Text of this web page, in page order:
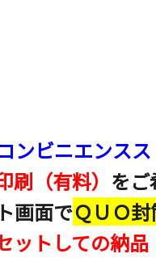
ンビニエンス
（有料） をご
画面でＱＵＯ
トしての納品